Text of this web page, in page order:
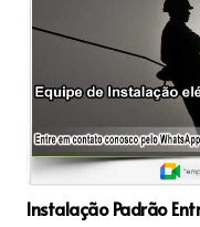
Instalação Padrão